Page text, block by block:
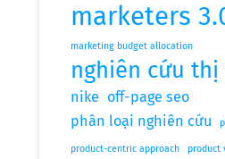
marketers
marketing budget allocation
nghiên cứu
nike off-page seo
phân loại nghiên cứu
product-centric approach product